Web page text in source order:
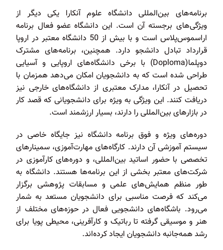
برنامه‌های بین‌المللی دانشگاه علوم آنکارا یکی دیگر از
ویژگی‌های برجسته آن است. این دانشگاه عضو فعال برنامه
اراسموس‌پلاس است و با بیش از 50 دانشگاه معتبر در اروپا
قرارداد تبادل دانشجو دارد. همچنین، برنامه‌های مشترک
دوپلما(Doploma) با برخی دانشگاه‌های اروپایی و آسیایی
طراحی شده است که به دانشجویان امکان می‌دهد همزمان با
تحصیل در آنکارا، مدارک معتبری از دانشگاه‌های خارجی نیز
دریافت کنند. این ویژگی به ویژه برای دانشجویانی که قصد کار
در بازارهای بین‌المللی را دارند، بسیار ارزشمند است.
دوره‌های ویژه و فوق برنامه دانشگاه نیز جایگاه خاصی در
سیستم آموزشی آن دارند. کارگاه‌های مهارت‌آموزی، سمینارهای
تخصصی با حضور اساتید بین‌المللی، و دوره‌های کارآموزی در
شرکت‌های معتبر بخشی از این برنامه‌ها هستند. دانشگاه به
طور منظم همایش‌های علمی و مسابقات پژوهشی برگزار
می‌کند که فرصت مناسبی برای دانشجویان مستعد به شمار
می‌رود. باشگاه‌های دانشجویی فعال در حوزه‌های مختلف از
هنر و موسیقی گرفته تا رباتیک و کارآفرینی، محیطی پویا برای
رشد همه‌جانبه دانشجویان ایجاد کرده‌اند.